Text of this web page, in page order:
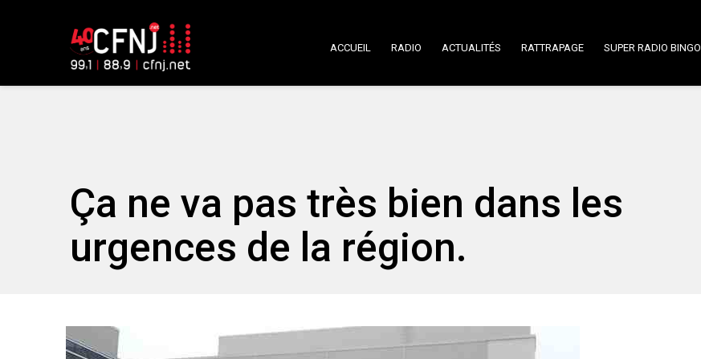
ACCUEIL RADIO ACTUALITÉS RATTRAPAGE SUPER RADIO BINGO
Ça ne va pas très bien dans les
urgences de la région.